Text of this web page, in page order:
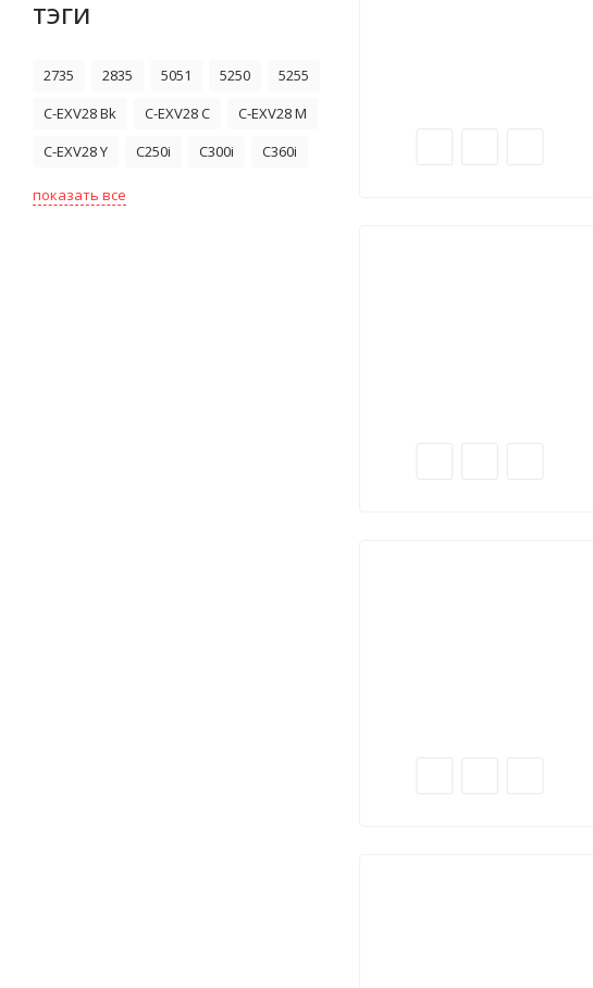
ТЭГИ
2735 2835 5051 5250
5255
C-EXV28 Bk
C-EXV28 C
C-EXV28 M
C-EXV28 Y
C250i C300i C360i
показать все